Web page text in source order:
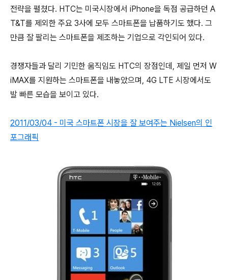
전략을 펼쳤다. HTC는 미국시장에서 iPhone을 독점 공급하던 A
T&T를 제외한 주요 3사에 모두 스마트폰을 납품하기도 했다. 그
만큼 잘 팔리는 스마트폰을 제조하는 기업으로 각인되어 있다.
경쟁자들과 달리 기민한 움직임도 HTC의 장점인데, 제일 먼저 W
iMAX를 지원하는 스마트폰을 내놓았으며, 4G LTE 시장에서도
발 빠른 모습을 보이고 있다.
2011/03/04 - 미국 스마트폰 시장을 잘 보여주는 Nielsen의 인
포그래픽